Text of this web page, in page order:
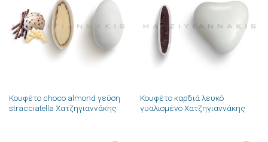
στην λίστα
επιθυμιών
Κουφέτο choco almond γεύση
stracciatella Χατζηγιαννάκης
στην λίστα
Κουφέτο καρδιά λευκό
γυαλισμένο Χατζηγιαννάκης